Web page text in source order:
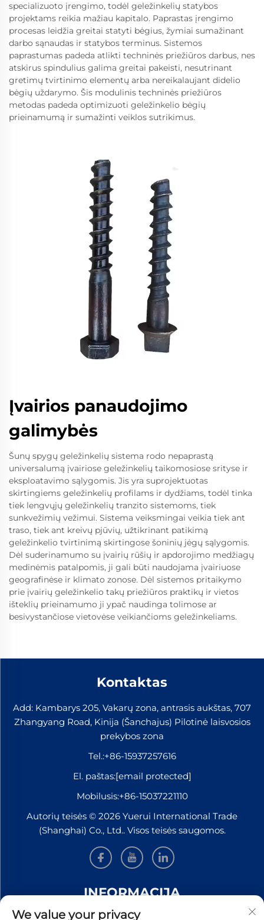
specializuoto įrengimo, todėl geležinkelių statybos
projektams reikia mažiau kapitalo. Paprastas įrengimo
procesas leidžia greitai statyti bėgius, žymiai sumažinant
darbo sąnaudas ir statybos terminus. Sistemos
paprastumas padeda atlikti techninės priežiūros darbus, nes
atskirus spindulius galima greitai pakeisti, nesutrinant
gretimų tvirtinimo elementų arba nereikalaujant didelio
bėgių uždarymo. Šis modulinis techninės priežiūros
metodas padeda optimizuoti geležinkelio bėgių
prieinamumą ir sumažinti veiklos sutrikimus.
Įvairios panaudojimo
galimybės
Šunų spygų geležinkelių sistema rodo nepaprastą
universalumą įvairiose geležinkelių taikomosiose srityse ir
eksploatavimo sąlygomis. Jis yra suprojektuotas
skirtingiems geležinkelių profilams ir dydžiams, todėl tinka
tiek lengvųjų geležinkelių tranzito sistemoms, tiek
sunkvežimių vežimui. Sistema veiksmingai veikia tiek ant
traso, tiek ant kreivų pjūvių, užtikrinant patikimą
geležinkelio tvirtinimą skirtingose šoninių jėgų sąlygomis.
Dėl suderinamumo su įvairių rūšių ir apdorojimo medžiagų
medinėmis patalpomis, ji gali būti naudojama įvairiuose
geografinėse ir klimato zonose. Dėl sistemos pritaikymo
prie įvairių geležinkelio takų priežiūros praktikų ir vietos
išteklių prieinamumo ji ypač naudinga tolimose ar
besivystančiose vietovėse veikiančioms geležinkeliams.
Kontaktas
Add: Kambarys 205, Vakarų zona, antrasis aukštas, 707
Zhangyang Road, Kinija (Šanchajus) Pilotinė laisvosios
prekybos zona
Tel.:+86-15937257616
El. paštas:[email protected]
Mobilusis:+86-15037221110
Autorių teisės © 2026 Yuerui International Trade
(Shanghai) Co., Ltd.. Visos teisės saugomos.
INFORMACIJA
We value your privacy